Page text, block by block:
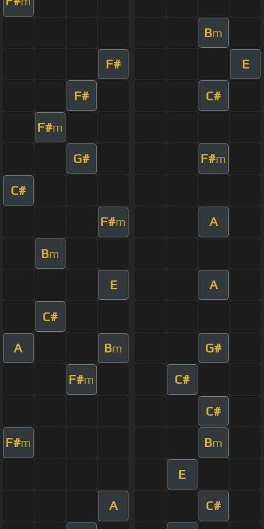
Bm
F# E
F# C#
F#m
G# F#m
C#
F#m A
Bm
E A
C#
A Bm G#
F#m C#
C#
F#m Bm
E
A C#